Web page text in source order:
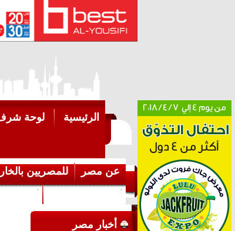
الرئيسية لوحة
عن مصر للمصريين
أخبار مصر